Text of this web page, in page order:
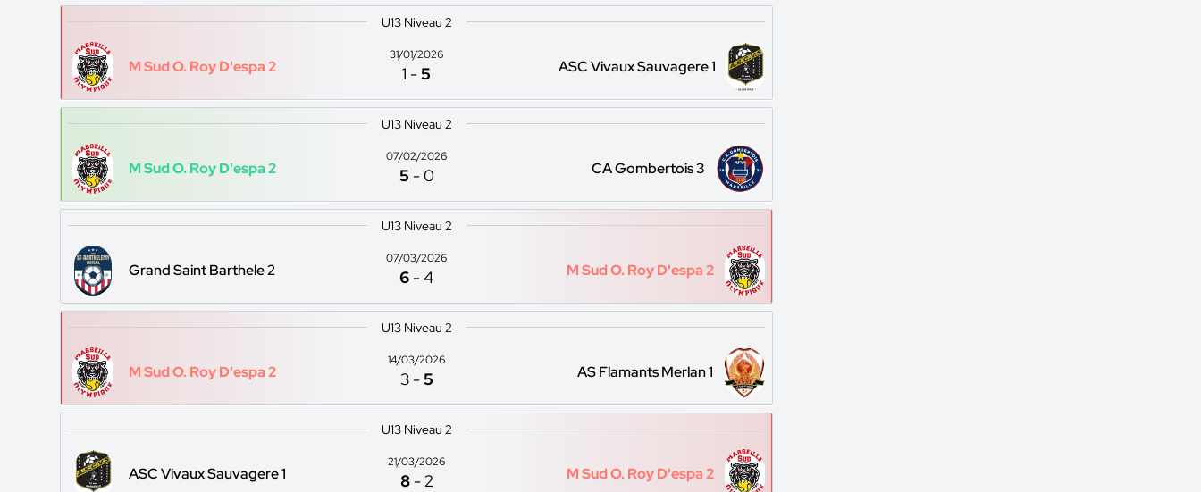
U13 Niveau 2
M Sud O. Roy D'espa 2
31/01/2026
1 -5 ASC Vivaux Sauvagere 1
U13 Niveau 2
M Sud O. Roy D'espa 2
07/02/2026
5 -0 CA Gombertois 3
U13 Niveau 2
Grand Saint Barthele 2
07/03/2026
6 -4 M Sud O. Roy D'espa 2
U13 Niveau 2
M Sud O. Roy D'espa 2
14/03/2026
3 -5 AS Flamants Merlan 1
U13 Niveau 2
ASC Vivaux Sauvagere 1
21/03/2026
8 -2 M Sud O. Roy D'espa 2